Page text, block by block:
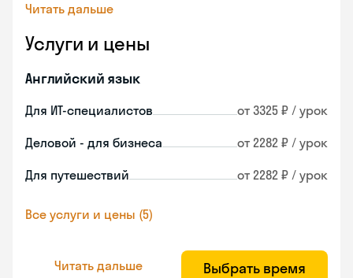
Читать дальше
Услуги и цены
Английский язык
Для ИТ-специалистов от 3325 ₽ / урок
Деловой - для бизнеса от 2282 ₽ / урок
Для путешествий от 2282 ₽ / урок
Все услуги и цены (5)
Читать дальше Выбрать время